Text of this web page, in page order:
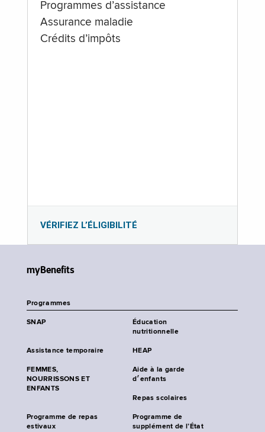
Programmes d’assistance
Assurance maladie
Crédits d’impôts
VÉRIFIEZ L’ÉLIGIBILITÉ
myBenefits
Programmes
SNAP
Éducation
nutritionnelle
Assistance temporaire HEAP
FEMMES,
NOURRISSONS ET
ENFANTS
Aide à la garde
d׳enfants
Repas scolaires
Programme de repas
estivaux
Programme de
supplément de l’État